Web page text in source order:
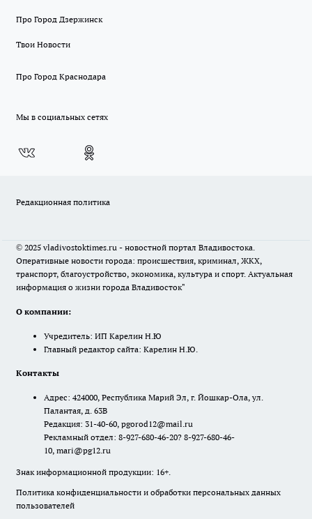
Про Город Дзержинск
Твои Новости
Про Город Краснодара
Мы в социальных сетях
Редакционная политика
© 2025 vladivostoktimes.ru - новостной портал Владивостока.
Оперативные новости города: происшествия, криминал, ЖКХ,
транспорт, благоустройство, экономика, культура и спорт. Актуальная
информация о жизни города Владивосток"
О компании:
Учредитель: ИП Карелин Н.Ю
Главный редактор сайта: Карелин Н.Ю.
Контакты
Адрес: 424000, Республика Марий Эл, г. Йошкар-Ола, ул.
Палантая, д. 63В
Редакция: 31-40-60, pgorod12@mail.ru
Рекламный отдел: 8-927-680-46-20? 8-927-680-46-
10, mari@pg12.ru
Знак информационной продукции: 16+.
Политика конфиденциальности и обработки персональных данных
пользователей